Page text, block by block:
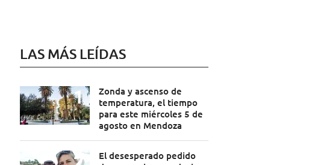
LAS MÁS LEÍDAS
Zonda y ascenso de
temperatura, el tiempo
para este miércoles 5 de
agosto en Mendoza
El desesperado pedido